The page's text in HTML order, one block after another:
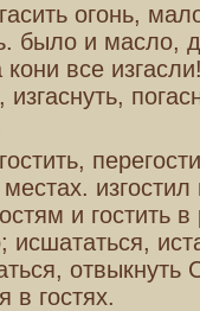
огонь,
было и масло,
все
изгаснуть,
изгостил
и гостить в
исшататься,
в гостях.